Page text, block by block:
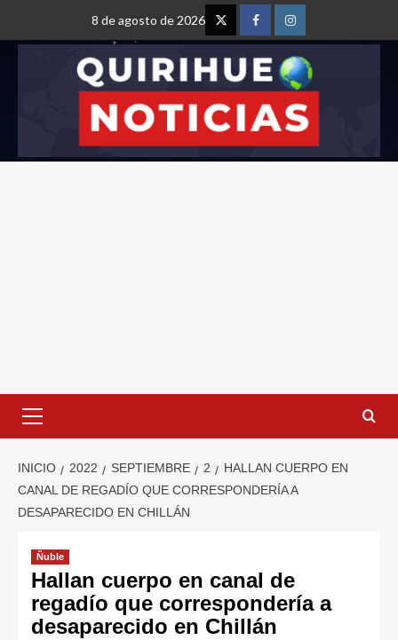
8 de agosto de 2026
INICIO 2022 SEPTIEMBRE 2
HALLAN CUERPO EN
CANAL DE REGADÍO QUE CORRESPONDERÍA A
DESAPARECIDO EN CHILLÁN
Ñuble
Hallan cuerpo en canal de
regadío que correspondería a
desaparecido en Chillán